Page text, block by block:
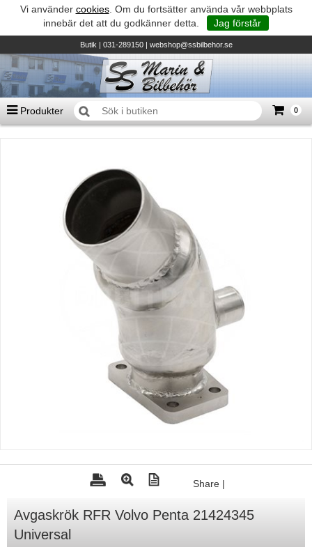
Vi använder cookies. Om du fortsätter använda vår webbplats
innebär det att du godkänner detta.
Jag förstår
Butik| 031-289150 | webshop@ssbilbehor.se
Produkter 0
TILL KASSAN
Biltillbehör och reservdelar - BDS
Micore • Båtar
Suzuki - Utombordare
Suzumar - Gummibåtar
Honda - Utombordare
HonWave - Gummibåtar
Honda - Elverk & Pumpar
Mercury Servicedelar
Lowrance
Share |
Avgaskrök RFR Volvo Penta 21424345
Universal